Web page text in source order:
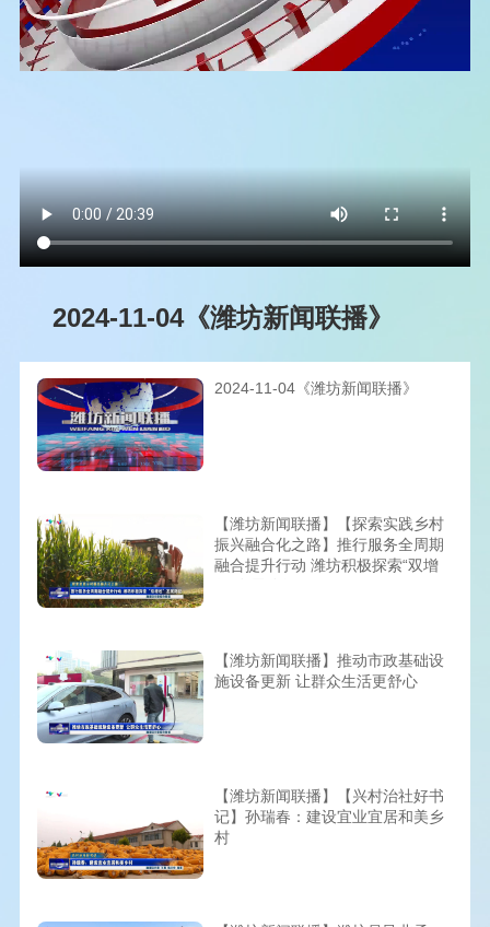
2024-11-04《潍坊新闻联播》
2024-11-04《潍坊新闻联播》
【潍坊新闻联播】【探索实践乡村
振兴融合化之路】推行服务全周期
融合提升行动 潍坊积极探索“双增
【潍坊新闻联播】推动市政基础设
施设备更新 让群众生活更舒心
【潍坊新闻联播】【兴村治社好书
记】孙瑞春：建设宜业宜居和美乡
村